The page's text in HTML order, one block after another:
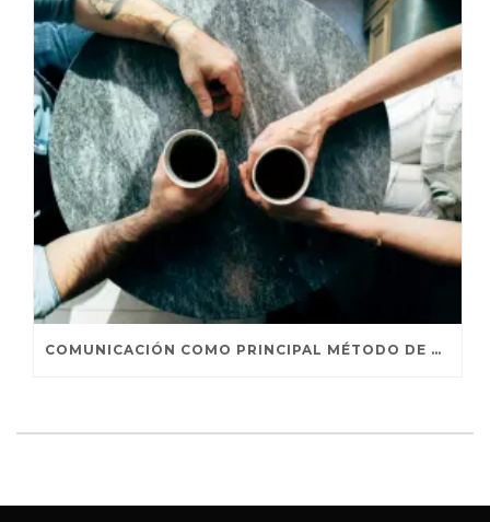
COMUNICACIÓN COMO PRINCIPAL MÉTODO DE PERSUASIÓN